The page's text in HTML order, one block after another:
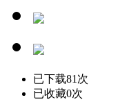
已下载81次
已收藏0次